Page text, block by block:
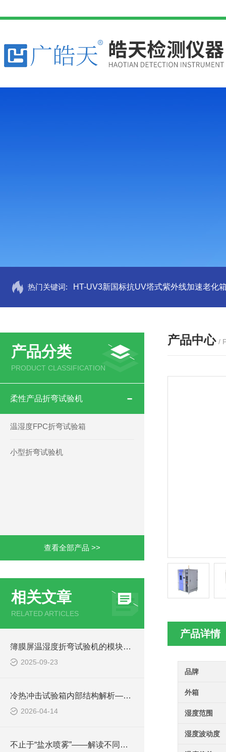
热门关键词: HT-UV3新国标抗UV塔式紫外线加速老化
产品分类
PRODUCT CLASSIFICATION
柔性产品折弯试验机
温湿度FPC折弯试验箱
小型折弯试验机
查看全部产品 >>
相关文章
RELATED ARTICLES
簿膜屏温湿度折弯试验机的模块化设计便于快速拆装维护
2025-09-23
冷热冲击试验箱内部结构解析——加热系统组成与升温机制
2026-04-14
不止于“盐水喷雾”——解读不同盐雾试验类型及其应用
产品中心 /
产品详情
品牌
外箱
湿度范围
湿度波动度